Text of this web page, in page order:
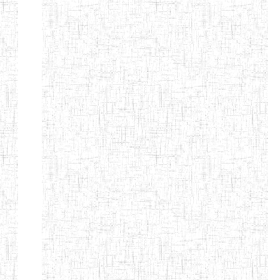
SAINT
ANDREW'S BTTC
28/12/2007 ENIEG
MODEL
INCLUSIVE
BILINGUAL
TEACHER
TRAINING
INSTITUTE
08/09/2015 ENIEG
CEFED/SPED/TTI
SANTA
17/11/2008 ENIEG
PTTC MBENGWI 06/08/1990 ENIEG
FULL GOSPEL
02/10/1998 ENIEG